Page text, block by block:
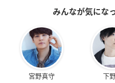
みんなが気にな
宮野真守 下